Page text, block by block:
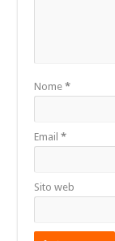
Nome*
Email*
Sito web